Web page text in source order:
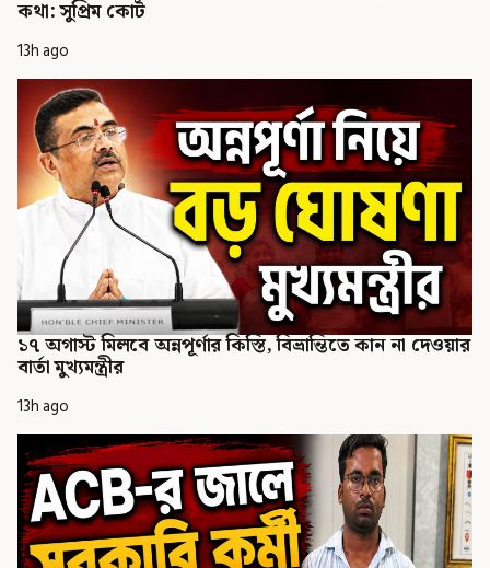
কথা: সুপ্রিম কোর্ট
13h ago
১৭ অগাস্ট মিলবে অন্নপূর্ণার কিস্তি, বিভ্রান্তিতে কান না দেওয়ার
বার্তা মুখ্যমন্ত্রীর
13h ago